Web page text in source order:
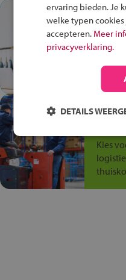
In
plek!
op de
anders
Kies
ervaring bieden. Je
welke typen
accepteren. Meer
privacyverklaring.
DETAILS